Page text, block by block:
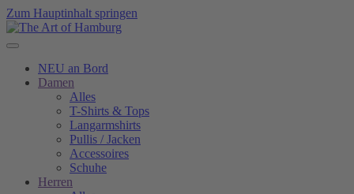
Zum Hauptinhalt springen
NEU an Bord
Damen
Alles
T-Shirts & Tops
Langarmshirts
Pullis / Jacken
Accessoires
Schuhe
Herren